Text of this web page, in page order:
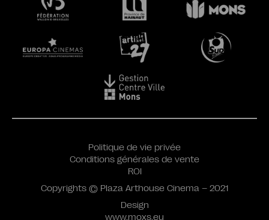
Design
www.moxs.eu
Politique de vie privée
Conditions générales de vente
ROI
Copyrights © Plaza Arthouse Cinema – 2021